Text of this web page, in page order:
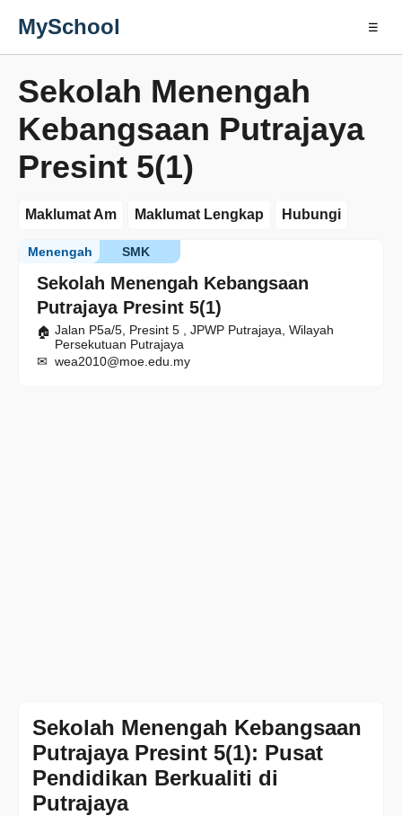
MySchool ☰
Sekolah Menengah
Kebangsaan Putrajaya
Presint 5(1)
Maklumat Am Maklumat Lengkap Hubungi
Sekolah Menengah Kebangsaan
Putrajaya Presint 5(1)
SMK
Menengah
Jalan P5a/5, Presint 5 , JPWP Putrajaya, Wilayah
Persekutuan Putrajaya
wea2010@moe.edu.my
Sekolah Menengah Kebangsaan
Putrajaya Presint 5(1): Pusat
Pendidikan Berkualiti di
Putrajaya